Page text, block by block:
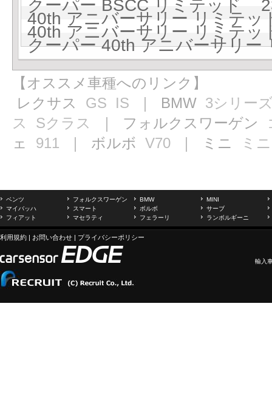
クーパー BSCC リミテッド
40th アニバーサリー リミテ
40th アニバーサリー リミテ
クーパー 40th アニバーサリ
【オススメ車種へのリンク】
レクサス GS IS ｜ BMW 3シリー
ス
Sクラス ｜ フォルクスワーゲン
ェ 911 ｜ ボルボ V70 ｜ ミニ ミニ
ベンツ フォルクスワーゲン BMW
MINI
マイバッハ
スマート ボルボ
サーブ
フィアット
マセラティ フェラーリ ランボルギーニ
利用規約 | お問い合わせ | プライバシーポリシー
輸入